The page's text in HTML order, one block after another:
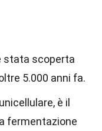
stata scoperta
5.000 anni fa.
è il
fermentazione